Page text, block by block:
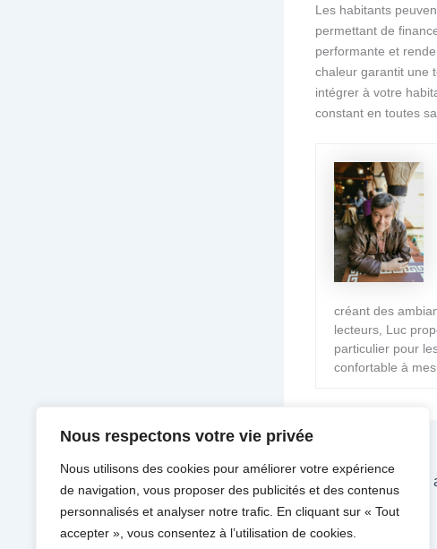
Nous respectons votre vie privée
Nous utilisons des cookies pour améliorer votre expérience
de navigation, vous proposer des publicités et des contenus
personnalisés et analyser notre trafic. En cliquant sur « Tout
accepter », vous consentez à l’utilisation de cookies.
Les habitants
permettant de
performante et
chaleur garantit une
intégrer à votre
constant en toutes
créant des
lecteurs, Luc
particulier pour
confortable à